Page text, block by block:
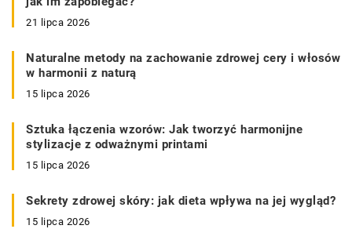
21 lipca 2026
Naturalne metody na zachowanie zdrowej cery i włosów
w harmonii z naturą
15 lipca 2026
Sztuka łączenia wzorów: Jak tworzyć harmonijne
stylizacje z odważnymi printami
15 lipca 2026
Sekrety zdrowej skóry: jak dieta wpływa na jej wygląd?
15 lipca 2026